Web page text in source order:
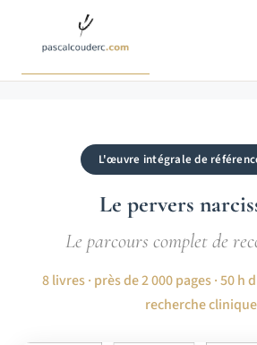
L'œuvre intégrale de
Le pervers
Le parcours complet de
8 livres · près de 2 000 pages · 50 h
recherche clinique